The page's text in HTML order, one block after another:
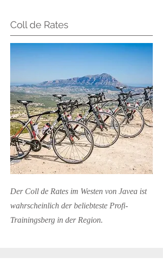
Coll de Rates
Der Coll de Rates im Westen von Javea ist
wahrscheinlich der beliebteste Profi-
Trainingsberg in der Region.